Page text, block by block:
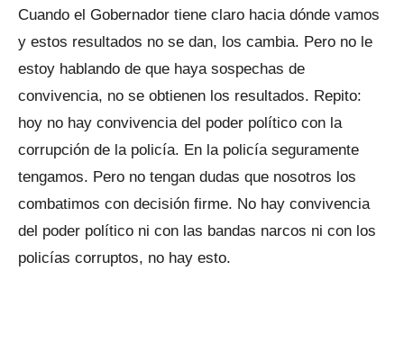
Cuando el Gobernador tiene claro hacia dónde vamos
y estos resultados no se dan, los cambia. Pero no le
estoy hablando de que haya sospechas de
convivencia, no se obtienen los resultados. Repito:
hoy no hay convivencia del poder político con la
corrupción de la policía. En la policía seguramente
tengamos. Pero no tengan dudas que nosotros los
combatimos con decisión firme. No hay convivencia
del poder político ni con las bandas narcos ni con los
policías corruptos, no hay esto.